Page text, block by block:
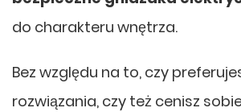
do charakteru wnętrza.
Bez względu na to, czy
rozwiązania, czy też cenisz